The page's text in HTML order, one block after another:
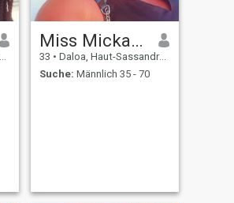
Miss Mickaëlle
33 • Daloa, Haut-Sassandra, Côte d'Ivoire
Suche: Männlich 35 - 70